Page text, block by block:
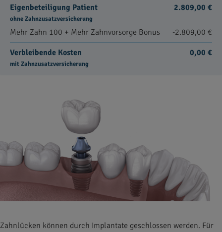
Eigenbeteiligung Patient
ohne Zahnzusatzversicherung
2.809,00 €
Mehr Zahn 100 + Mehr Zahnvorsorge Bonus -2.809,00 €
Verbleibende Kosten
mit Zahnzusatzversicherung
0,00 €
Zahnlücken können durch Implantate geschlossen werden. Für